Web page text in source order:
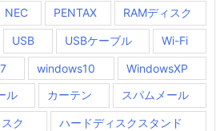
NEC PENTAX RAMディスク
USB USBケーブル Wi-Fi
windows10
WindowsXP
ル カーテン スパムメール
ク ハードディスクスタンド